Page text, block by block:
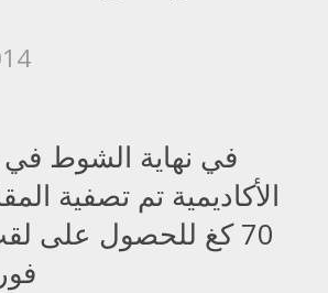
في نهاية الشوط
الأكاديمية تم تصفية
70 كغ للحصول على